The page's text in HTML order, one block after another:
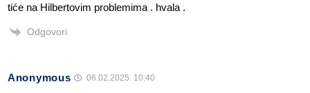
tiće na Hilbertovim problemima . hvala .
Odgovori
Anonymous 06.02.2025. 10:40